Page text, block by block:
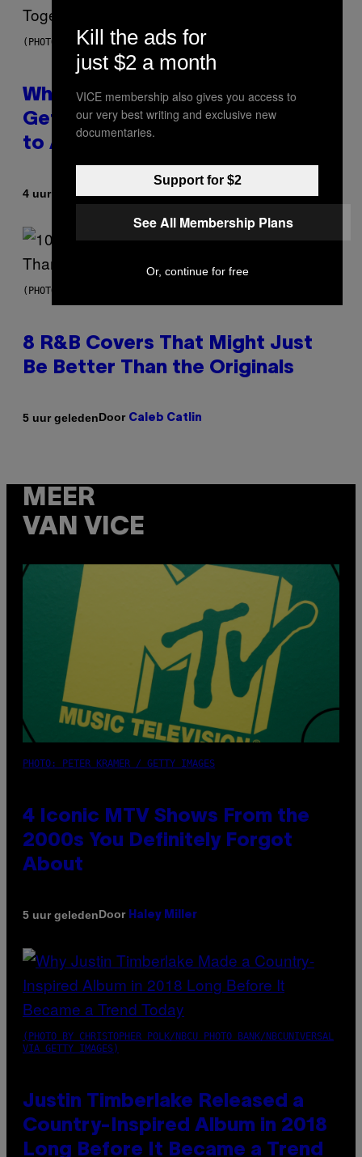
(PHOTO BY NOAM GALAI/GETTY IMAGES FOR TRIBECA FESTIVAL)
Why A$AP Mob Will Never Fully
Get Back Together, According
to A$AP Rocky
4 uur geledenDoorCaleb Catlin
(PHOTO BY EBET ROBERTS/REDFERNS)
8 R&B Covers That Might Just
Be Better Than the Originals
5 uur geledenDoor Caleb Catlin
MEER
VAN VICE
PHOTO: PETER KRAMER / GETTY IMAGES
4 Iconic MTV Shows From the
2000s You Definitely Forgot
About
5 uur geledenDoor Haley Miller
(PHOTO BY CHRISTOPHER POLK/NBCU PHOTO BANK/NBCUNIVERSAL
VIA GETTY IMAGES)
Justin Timberlake Released a
Country-Inspired Album in 2018
Long Before It Became a Trend
Kill the ads for
just $2 a month
VICE membership also gives you access to
our very best writing and exclusive new
documentaries.
Support for $2
See All Membership Plans
Or, continue for free